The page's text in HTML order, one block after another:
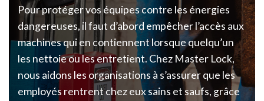
Pour protéger vos équipes contre les énergies
dangereuses, il faut d’abord empêcher l’accès aux
machines qui en contiennent lorsque quelqu’un
les nettoie ou les entretient. Chez Master Lock,
nous aidons les organisations à s’assurer que les
employés rentrent chez eux sains et saufs, grâce